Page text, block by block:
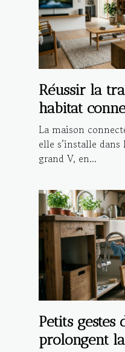
Réussir la
habitat
La maison
elle s’installe
grand V, en...
Petits gestes
prolongent